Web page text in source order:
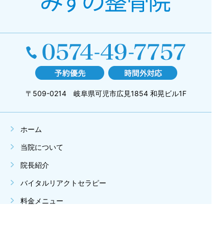
〒509-0214 岐阜県可児市広見1854 和晃ビル1F
ホーム
当院について
院長紹介
バイタルリアクトセラピー
料金メニュー